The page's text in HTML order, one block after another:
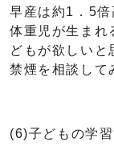
早産は約1．5
体重児が生まれ
どもが欲しいと
禁煙を相談して
(6)子どもの学